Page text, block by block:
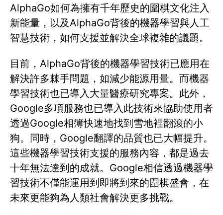
AlphaGo如何為擁有千年歷史的圍棋文化注入
新能量，以及AlphaGo背後的機器學習與人工
智慧技術，如何支援並解決全球複雜的議題。
目前，AlphaGo背後的機器學習技術已應用在
解決許多棘手問題，如減少能源用量。而機器
學習技術也已導入大量醫療研究專案。此外，
Google多項服務也已導入此技術來協助使用者
透過Google相簿快速地找到雪地裡翻滾的小
狗。同時，Google翻譯的品質也已大幅提升。
這些機器學習技術支援的服務內容，都是過去
十年無法達到的成就。Google相信透過機器學
習技術不僅能運用到即將到來的圍棋盛會，在
未來更能夠為人類社會解決更多挑戰。